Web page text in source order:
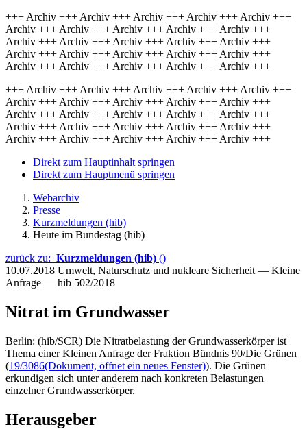
+++ Archiv +++ Archiv +++ Archiv +++ Archiv +++ Archiv +++
Archiv +++ Archiv +++ Archiv +++ Archiv +++ Archiv +++
Archiv +++ Archiv +++ Archiv +++ Archiv +++ Archiv +++
Archiv +++ Archiv +++ Archiv +++ Archiv +++ Archiv +++
Archiv +++ Archiv +++ Archiv +++ Archiv +++ Archiv +++
+++ Archiv +++ Archiv +++ Archiv +++ Archiv +++ Archiv +++
Archiv +++ Archiv +++ Archiv +++ Archiv +++ Archiv +++
Archiv +++ Archiv +++ Archiv +++ Archiv +++ Archiv +++
Archiv +++ Archiv +++ Archiv +++ Archiv +++ Archiv +++
Archiv +++ Archiv +++ Archiv +++ Archiv +++ Archiv +++
Direkt zum Hauptinhalt springen
Direkt zum Hauptmenü springen
Webarchiv
Presse
Kurzmeldungen (hib)
Heute im Bundestag (hib)
zurück zu: Kurzmeldungen (hib) ()
10.07.2018 Umwelt, Naturschutz und nukleare Sicherheit — Kleine
Anfrage — hib 502/2018
Nitrat im Grundwasser
Berlin: (hib/SCR) Die Nitratbelastung der Grundwasserkörper ist
Thema einer Kleinen Anfrage der Fraktion Bündnis 90/Die Grünen
(19/3086(Dokument, öffnet ein neues Fenster)). Die Grünen
erkundigen sich unter anderem nach konkreten Belastungen
einzelner Grundwasserkörper.
Herausgeber